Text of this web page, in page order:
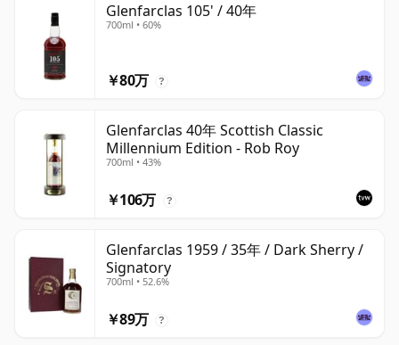
Glenfarclas 105' / 40年
700ml • 60%
￥80万 ?
Glenfarclas 40年 Scottish Classic
Millennium Edition - Rob Roy
700ml • 43%
￥106万 ?
Glenfarclas 1959 / 35年 / Dark Sherry /
Signatory
700ml • 52.6%
￥89万 ?